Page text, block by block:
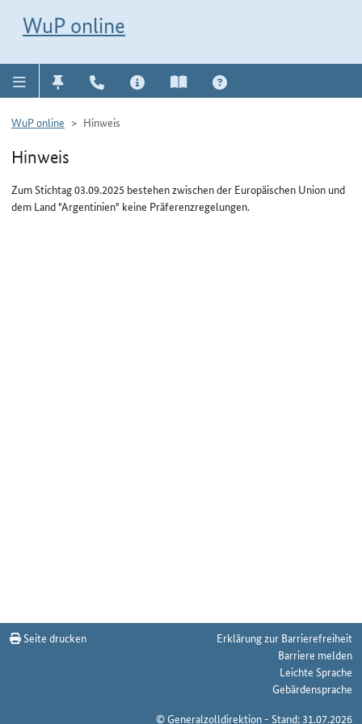
WuP online
WuP online Hinweis
Hinweis
Zum Stichtag 03.09.2025 bestehen zwischen der Europäischen Union und
dem Land "Argentinien" keine Präferenzregelungen.
Seite drucken
Erklärung zur Barrierefreiheit
Barriere melden
Leichte Sprache
Gebärdensprache
© Generalzolldirektion - Stand: 31.07.2026